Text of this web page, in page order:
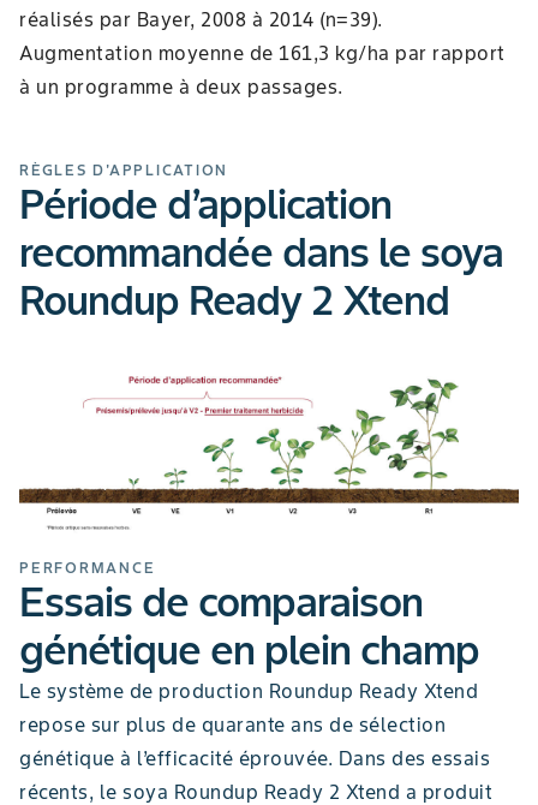
réalisés par Bayer, 2008 à 2014 (n=39).
Augmentation moyenne de 161,3 kg/ha par rapport
à un programme à deux passages.
RÈGLES D'APPLICATION
Période d’application
recommandée dans le soya
Roundup Ready 2 Xtend
PERFORMANCE
Essais de comparaison
génétique en plein champ
Le système de production Roundup Ready Xtend
repose sur plus de quarante ans de sélection
génétique à l’efficacité éprouvée. Dans des essais
récents, le soya Roundup Ready 2 Xtend a produit